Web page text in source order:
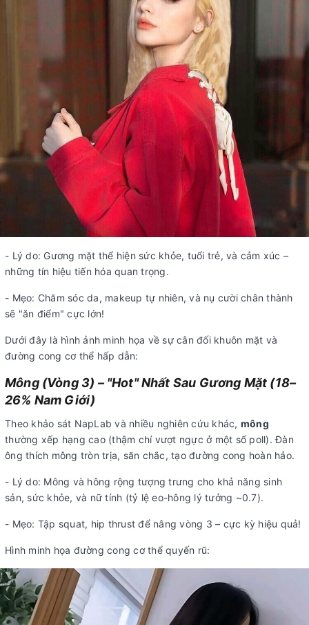
- Lý do: Gương mặt thể hiện sức khỏe, tuổi trẻ, và cảm xúc –
những tín hiệu tiến hóa quan trọng.
- Mẹo: Chăm sóc da, makeup tự nhiên, và nụ cười chân thành
sẽ "ăn điểm" cực lớn!
Dưới đây là hình ảnh minh họa về sự cân đối khuôn mặt và
đường cong cơ thể hấp dẫn:
Mông (Vòng 3) – "Hot" Nhất Sau Gương Mặt (18–
26% Nam Giới)
Theo khảo sát NapLab và nhiều nghiên cứu khác, mông
thường xếp hạng cao (thậm chí vượt ngực ở một số poll). Đàn
ông thích mông tròn trịa, săn chắc, tạo đường cong hoàn hảo.
- Lý do: Mông và hông rộng tượng trưng cho khả năng sinh
sản, sức khỏe, và nữ tính (tỷ lệ eo-hông lý tưởng ~0.7).
- Mẹo: Tập squat, hip thrust để nâng vòng 3 – cực kỳ hiệu quả!
Hình minh họa đường cong cơ thể quyến rũ: